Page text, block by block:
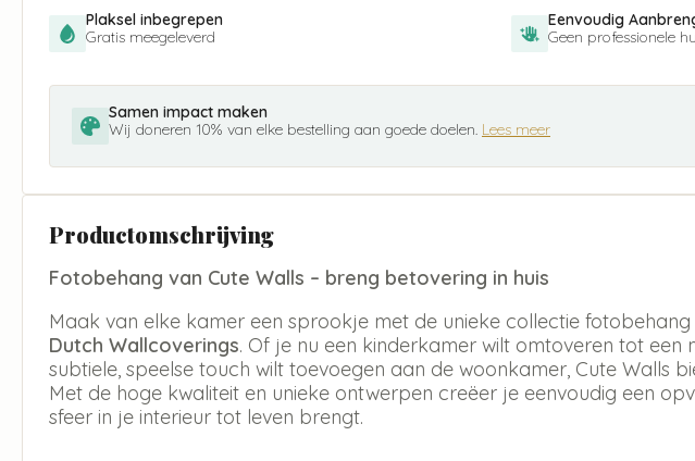
Plaksel inbegrepen
Gratis meegeleverd
Eenvoudig
Geen professionele
Samen impact maken
Wij doneren 10% van elke bestelling aan goede doelen. Lees meer
Productomschrijving
Fotobehang van Cute Walls – breng betovering in huis
Maak van elke kamer een sprookje met de unieke collectie fotobehang
Dutch Wallcoverings. Of je nu een kinderkamer wilt omtoveren tot een
subtiele, speelse touch wilt toevoegen aan de woonkamer, Cute Walls
Met de hoge kwaliteit en unieke ontwerpen creëer je eenvoudig een
sfeer in je interieur tot leven brengt.